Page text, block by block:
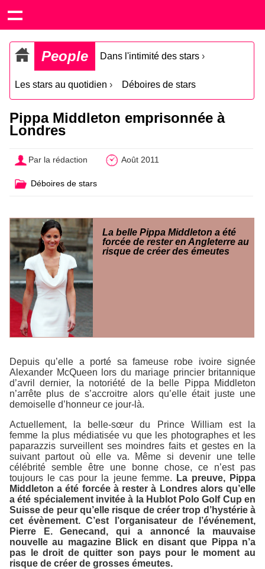
People Dans l'intimité des stars ›
Les stars au quotidien › Déboires de stars
Pippa Middleton emprisonnée à
Londres
Par la rédaction Août 2011
Déboires de stars
La belle Pippa Middleton a été
forcée de rester en Angleterre au
risque de créer des émeutes
Depuis qu’elle a porté sa fameuse robe ivoire signée
Alexander McQueen lors du mariage princier britannique
d’avril dernier, la notoriété de la belle Pippa Middleton
n’arrête plus de s’accroitre alors qu’elle était juste une
demoiselle d’honneur ce jour-là.
Actuellement, la belle-sœur du Prince William est la
femme la plus médiatisée vu que les photographes et les
paparazzis surveillent ses moindres faits et gestes en la
suivant partout où elle va. Même si devenir une telle
célébrité semble être une bonne chose, ce n’est pas
toujours le cas pour la jeune femme.
La preuve, Pippa
Middleton a été forcée à rester à Londres alors qu’elle
a été spécialement invitée à la Hublot Polo Golf Cup en
Suisse de peur qu’elle risque de créer trop d’hystérie à
cet évènement. C’est l’organisateur de l’événement,
Pierre E. Genecand, qui a annoncé la mauvaise
nouvelle au magazine Blick en disant que Pippa n’a
pas le droit de quitter son pays pour le moment au
risque de créer de grosses émeutes.